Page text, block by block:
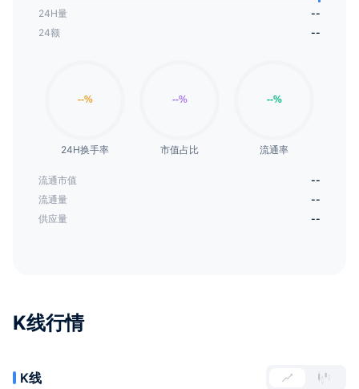
24H量
--
24额
--
24H换手率 市值占比 流通率
流通市值
--
流通量
--
供应量
--
K线行情
K线